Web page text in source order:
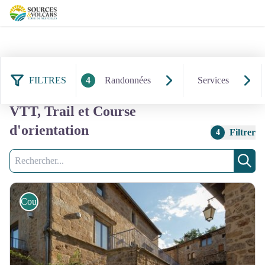
FILTRES 4 Randonnées Services
55 résultats randonnées : À pied,
VTT, Trail et Course
d'orientation
4 Filtrer
Recherche
Course d'orientation